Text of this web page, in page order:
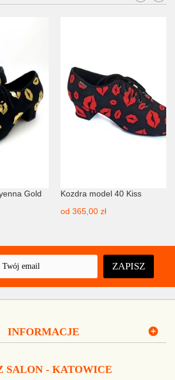
Gold
Kozdra model 40 Kiss
od 365,00 zł
ZAPISZ
INFORMACJE
SALON - KATOWICE